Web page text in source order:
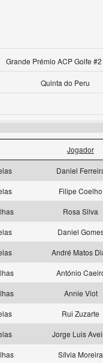
Grande Prémio ACP Golfe
Quinta do Peru
Jogador
Daniel
Filipe Coelho
Rosa Silva
Daniel
André Matos
António
Annie Viot
Rui Zuzarte
Jorge Luis
Sílvia Moreira